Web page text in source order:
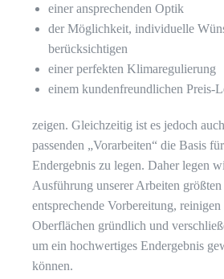
einer ansprechenden Optik
der Möglichkeit, individuelle
berücksichtigen
einer perfekten Klimaregulierung
einem kundenfreundlichen Preis-
zeigen. Gleichzeitig ist es jedoch
passenden „Vorarbeiten“ die Basis
Endergebnis zu legen. Daher legen
Ausführung unserer Arbeiten
entsprechende Vorbereitung, reinigen
Oberflächen gründlich und
um ein hochwertiges Endergebnis
können.